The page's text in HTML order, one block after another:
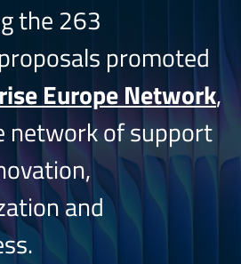
the 263
promoted
Europe Network,
network of support
and